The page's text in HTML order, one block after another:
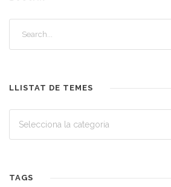
LLISTAT DE TEMES
TAGS